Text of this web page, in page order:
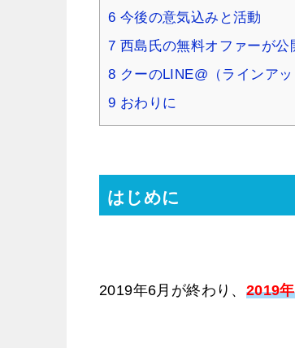
6 今後の意気込みと活動
7 西島氏の無料オファーが公
8 クーのLINE@（ラインア
9 おわりに
はじめに
2019年6月が終わり、 2019